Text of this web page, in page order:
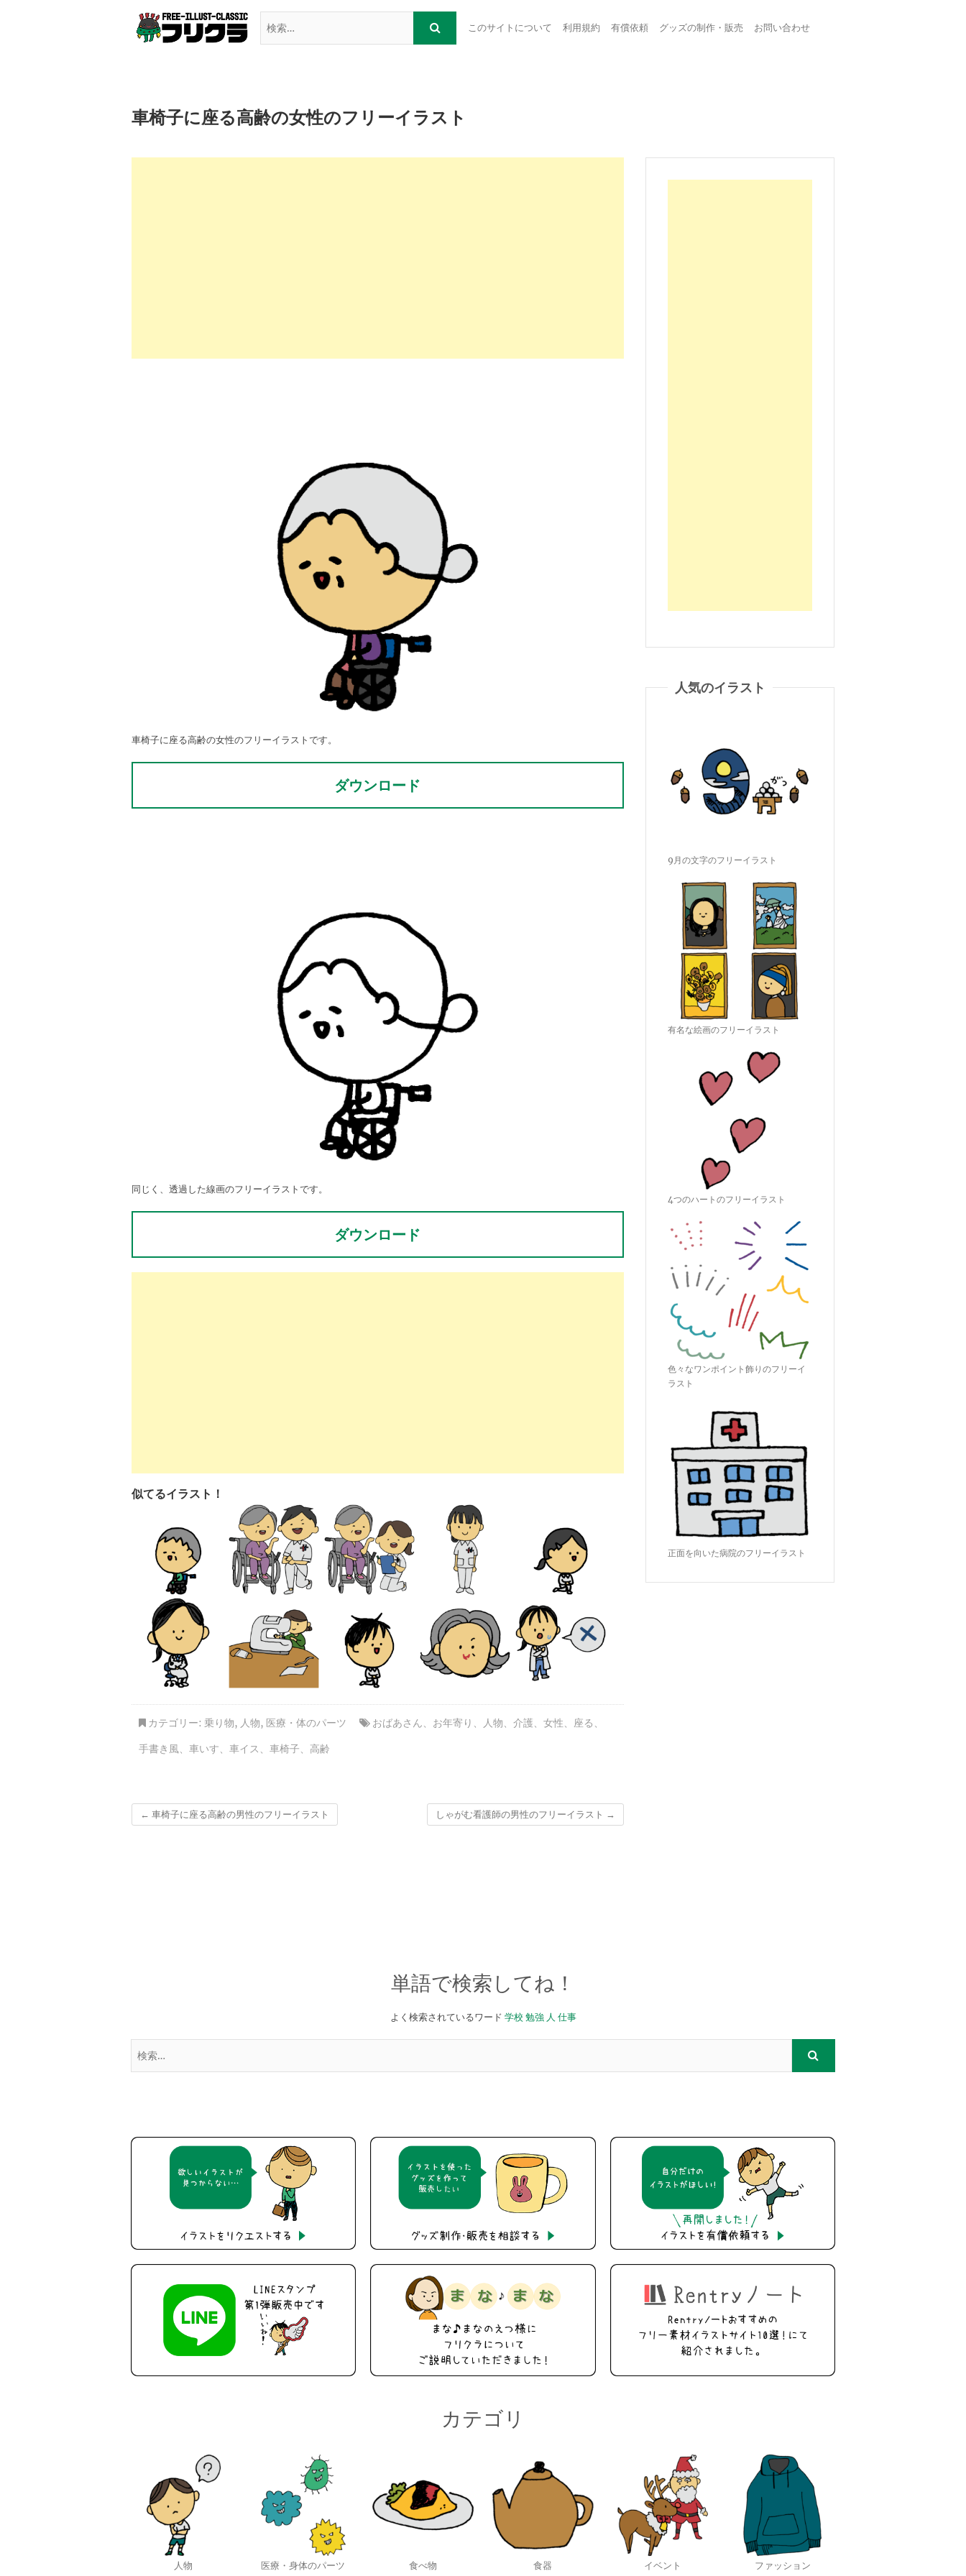
このサイトについて 利用規約 有償依頼 グッズの制作・販売 お問い合わせ
車椅子に座る高齢の女性のフリーイラスト
車椅子に座る高齢の女性のフリーイラストです。
ダウンロード
同じく、透過した線画のフリーイラストです。
ダウンロード
似てるイラスト！
カテゴリー: 乗り物, 人物, 医療・体のパーツ おばあさん、 お年寄り 、 人物、 介護、 女性、 座る 、
手書き風、 車いす、 車イス 、 車椅子、 高齢
← 車椅子に座る高齢の男性のフリーイラスト しゃがむ看護師の男性のフリーイラスト →
人気のイラスト
9月の文字のフリーイラスト
有名な絵画のフリーイラスト
4つのハートのフリーイラスト
色々なワンポイント飾りのフリーイ
ラスト
正面を向いた病院のフリーイラスト
単語で検索してね！
よく検索されているワード 学校 勉強 人 仕事
カテゴリ
人物 医療・身体のパーツ 食べ物 食器 イベント ファッション